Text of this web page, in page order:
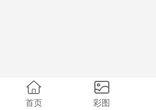
首页 彩图